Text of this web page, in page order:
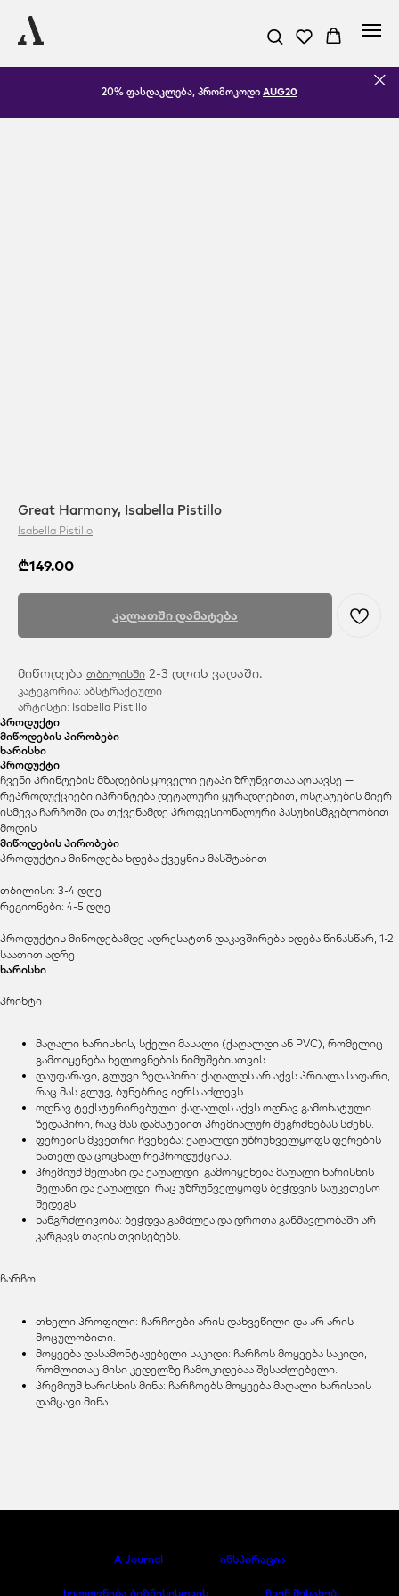
20% ფასდაკლება, პრომოკოდი AUG20
Great Harmony, Isabella Pistillo
Isabella Pistillo
₾149.00
კალათში დამატება
მიწოდება თბილისში 2-3 დღის ვადაში.
კატეგორია: აბსტრაქტული
არტისტი: Isabella Pistillo
პროდუქტი
მიწოდების პირობები
ხარისხი
პროდუქტი
ჩვენი პრინტების მზადების ყოველი ეტაპი ზრუნვითაა აღსავსე —
რეპროდუქციები იპრინტება დეტალური ყურადღებით, ოსტატების მიერ
ისმევა ჩარჩოში და თქვენამდე პროფესიონალური პასუხისმგებლობით
მოდის
მიწოდების პირობები
პროდუქტის მიწოდება ხდება ქვეყნის მასშტაბით
თბილისი: 3-4 დღე
რეგიონები: 4-5 დღე
პროდუქტის მიწოდებამდე ადრესატთნ დაკავშირება ხდება წინასწარ, 1-2
საათით ადრე
ხარისხი
პრინტი
მაღალი ხარისხის, სქელი მასალი (ქაღალდი ან PVC), რომელიც
გამოიყენება ხელოვნების ნიმუშებისთვის.
დაუფარავი, გლუვი ზედაპირი: ქაღალდს არ აქვს პრიალა საფარი,
რაც მას გლუვ, ბუნებრივ იერს აძლევს.
ოდნავ ტექსტურირებული: ქაღალდს აქვს ოდნავ გამოხატული
ზედაპირი, რაც მას დამატებით პრემიალურ შეგრძნებას სძენს.
ფერების მკვეთრი ჩვენება: ქაღალდი უზრუნველყოფს ფერების
ნათელ და ცოცხალ რეპროდუქციას.
პრემიუმ მელანი და ქაღალდი: გამოიყენება მაღალი ხარისხის
მელანი და ქაღალდი, რაც უზრუნველყოფს ბეჭდვის საუკეთესო
შედეგს.
ხანგრძლივობა: ბეჭდვა გამძლეა და დროთა განმავლობაში არ
კარგავს თავის თვისებებს.
ჩარჩო
თხელი პროფილი: ჩარჩოები არის დახვეწილი და არ არის
მოცულობითი.
მოყვება დასამონტაჟებელი საკიდი: ჩარჩოს მოყვება საკიდი,
რომლითაც მისი კედელზე ჩამოკიდებაა შესაძლებელი.
პრემიუმ ხარისხის მინა: ჩარჩოებს მოყვება მაღალი ხარისხის
დამცავი მინა
A Journal ინსპირაცია
ხელოვნება ბიზნესისთვის ჩვენ შესახებ